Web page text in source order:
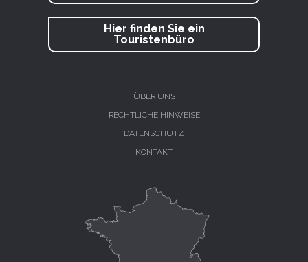
Hier finden Sie ein
Touristenbüro
ÜBER UNS
RECHTLICHE HINWEISE
DATENSCHUTZ
KONTAKT